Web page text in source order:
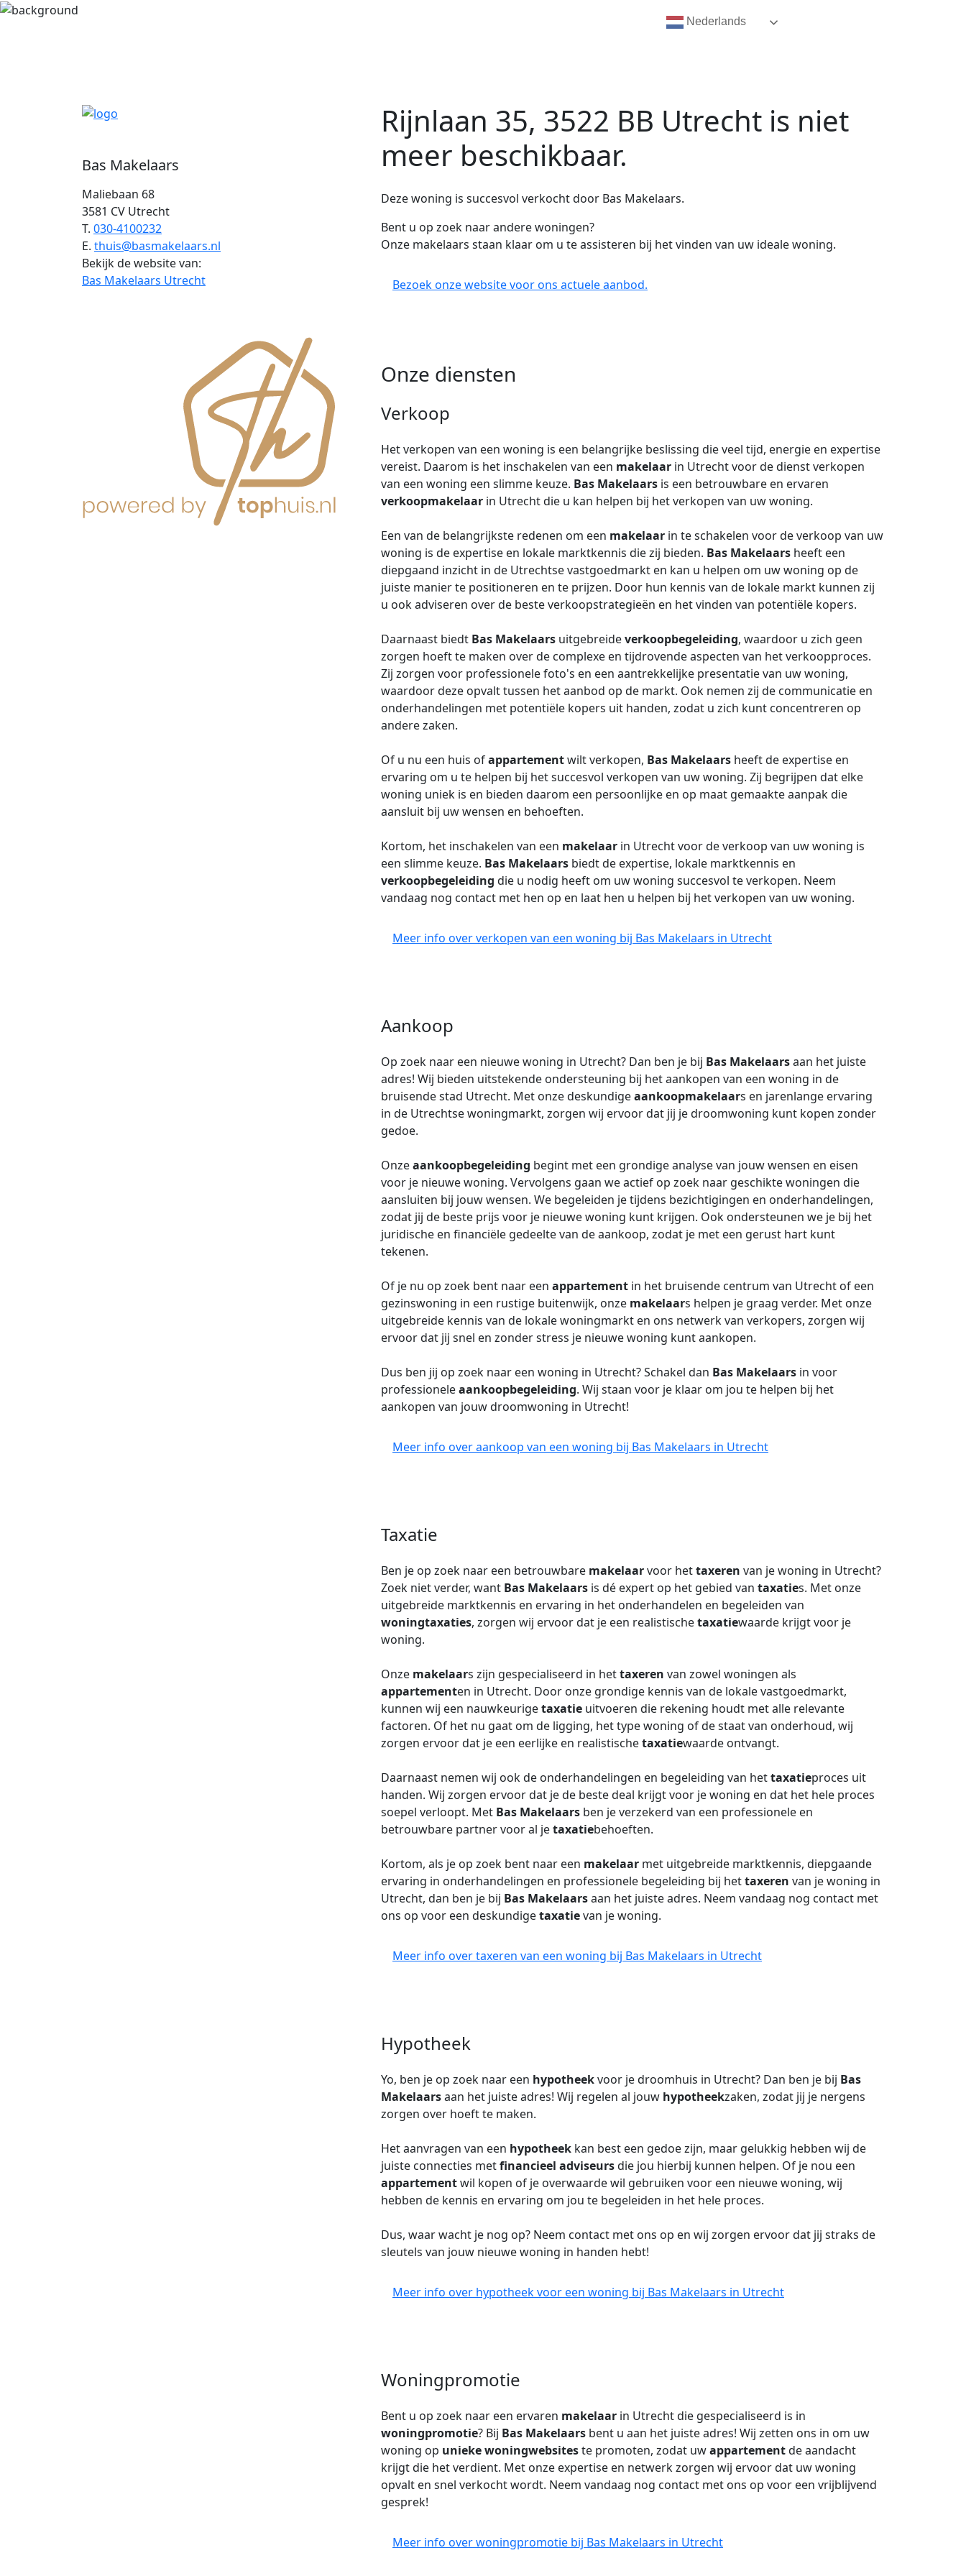
Bas Makelaars
Maliebaan 68
3581 CV Utrecht
T. 030-4100232
E. thuis@basmakelaars.nl
Bekijk de website van:
Bas Makelaars Utrecht
Rijnlaan 35, 3522 BB Utrecht is niet
meer beschikbaar.
Deze woning is succesvol verkocht door Bas Makelaars.
Bent u op zoek naar andere woningen?
Onze makelaars staan klaar om u te assisteren bij het vinden van uw ideale woning.
Bezoek onze website voor ons actuele aanbod.
Onze diensten
Verkoop
Het verkopen van een woning is een belangrijke beslissing die veel tijd, energie en expertise
vereist. Daarom is het inschakelen van een makelaar in Utrecht voor de dienst verkopen
van een woning een slimme keuze. Bas Makelaars is een betrouwbare en ervaren
verkoopmakelaar in Utrecht die u kan helpen bij het verkopen van uw woning.
Een van de belangrijkste redenen om een makelaar in te schakelen voor de verkoop van uw
woning is de expertise en lokale marktkennis die zij bieden. Bas Makelaars heeft een
diepgaand inzicht in de Utrechtse vastgoedmarkt en kan u helpen om uw woning op de
juiste manier te positioneren en te prijzen. Door hun kennis van de lokale markt kunnen zij
u ook adviseren over de beste verkoopstrategieën en het vinden van potentiële kopers.
Daarnaast biedt Bas Makelaars uitgebreideverkoopbegeleiding, waardoor u zich geen
zorgen hoeft te maken over de complexe en tijdrovende aspecten van het verkoopproces.
Zij zorgen voor professionele foto's en een aantrekkelijke presentatie van uw woning,
waardoor deze opvalt tussen het aanbod op de markt. Ook nemen zij de communicatie en
onderhandelingen met potentiële kopers uit handen, zodat u zich kunt concentreren op
andere zaken.
Of u nu een huis ofappartementwilt verkopen, Bas Makelaars heeft de expertise en
ervaring om u te helpen bij het succesvol verkopen van uw woning. Zij begrijpen dat elke
woning uniek is en bieden daarom een persoonlijke en op maat gemaakte aanpak die
aansluit bij uw wensen en behoeften.
Kortom, het inschakelen van een makelaar in Utrecht voor de verkoop van uw woning is
een slimme keuze. Bas Makelaars biedt de expertise, lokale marktkennis en
verkoopbegeleiding die u nodig heeft om uw woning succesvol te verkopen. Neem
vandaag nog contact met hen op en laat hen u helpen bij het verkopen van uw woning.
Meer info over verkopen van een woning bij Bas Makelaars in Utrecht
Aankoop
Op zoek naar een nieuwe woning in Utrecht? Dan ben je bij Bas Makelaarsaan het juiste
adres! Wij bieden uitstekende ondersteuning bij het aankopen van een woning in de
bruisende stad Utrecht. Met onze deskundigeaankoopmakelaars en jarenlange ervaring
in de Utrechtse woningmarkt, zorgen wij ervoor dat jij je droomwoning kunt kopen zonder
gedoe.
Onzeaankoopbegeleiding begint met een grondige analyse van jouw wensen en eisen
voor je nieuwe woning. Vervolgens gaan we actief op zoek naar geschikte woningen die
aansluiten bij jouw wensen. We begeleiden je tijdens bezichtigingen en onderhandelingen,
zodat jij de beste prijs voor je nieuwe woning kunt krijgen. Ook ondersteunen we je bij het
juridische en financiële gedeelte van de aankoop, zodat je met een gerust hart kunt
tekenen.
Of je nu op zoek bent naar een appartement in het bruisende centrum van Utrecht of een
gezinswoning in een rustige buitenwijk, onze makelaars helpen je graag verder. Met onze
uitgebreide kennis van de lokale woningmarkt en ons netwerk van verkopers, zorgen wij
ervoor dat jij snel en zonder stress je nieuwe woning kunt aankopen.
Dus ben jij op zoek naar een woning in Utrecht? Schakel dan Bas Makelaars in voor
professioneleaankoopbegeleiding. Wij staan voor je klaar om jou te helpen bij het
aankopen van jouw droomwoning in Utrecht!
Meer info over aankoop van een woning bij Bas Makelaars in Utrecht
Taxatie
Ben je op zoek naar een betrouwbare makelaarvoor hettaxeren van je woning in Utrecht?
Zoek niet verder, want Bas Makelaars is dé expert op het gebied van taxaties. Met onze
uitgebreide marktkennis en ervaring in het onderhandelen en begeleiden van
woningtaxaties, zorgen wij ervoor dat je een realistischetaxatiewaarde krijgt voor je
woning.
Onze makelaars zijn gespecialiseerd in hettaxeren van zowel woningen als
appartementen in Utrecht. Door onze grondige kennis van de lokale vastgoedmarkt,
kunnen wij een nauwkeurigetaxatie uitvoeren die rekening houdt met alle relevante
factoren. Of het nu gaat om de ligging, het type woning of de staat van onderhoud, wij
zorgen ervoor dat je een eerlijke en realistischetaxatiewaarde ontvangt.
Daarnaast nemen wij ook de onderhandelingen en begeleiding van hettaxatieproces uit
handen. Wij zorgen ervoor dat je de beste deal krijgt voor je woning en dat het hele proces
soepel verloopt. Met Bas Makelaars ben je verzekerd van een professionele en
betrouwbare partner voor al jetaxatiebehoeften.
Kortom, als je op zoek bent naar een makelaar met uitgebreide marktkennis, diepgaande
ervaring in onderhandelingen en professionele begeleiding bij hettaxeren van je woning in
Utrecht, dan ben je bij Bas Makelaarsaan het juiste adres. Neem vandaag nog contact met
ons op voor een deskundigetaxatievan je woning.
Meer info over taxeren van een woning bij Bas Makelaars in Utrecht
Hypotheek
Yo, ben je op zoek naar een hypotheekvoor je droomhuis in Utrecht? Dan ben je bij Bas
Makelaarsaan het juiste adres! Wij regelen al jouw hypotheekzaken, zodat jij je nergens
zorgen over hoeft te maken.
Het aanvragen van een hypotheek kan best een gedoe zijn, maar gelukkig hebben wij de
juiste connecties metfinancieel adviseursdie jou hierbij kunnen helpen. Of je nou een
appartementwil kopen of je overwaarde wil gebruiken voor een nieuwe woning, wij
hebben de kennis en ervaring om jou te begeleiden in het hele proces.
Dus, waar wacht je nog op? Neem contact met ons op en wij zorgen ervoor dat jij straks de
sleutels van jouw nieuwe woning in handen hebt!
Meer info over hypotheek voor een woning bij Bas Makelaars in Utrecht
Woningpromotie
Bent u op zoek naar een ervaren makelaar in Utrecht die gespecialiseerd is in
woningpromotie? Bij Bas Makelaars bent u aan het juiste adres! Wij zetten ons in om uw
woning op unieke woningwebsiteste promoten, zodat uwappartementde aandacht
krijgt die het verdient. Met onze expertise en netwerk zorgen wij ervoor dat uw woning
opvalt en snel verkocht wordt. Neem vandaag nog contact met ons op voor een vrijblijvend
gesprek!
Meer info over woningpromotie bij Bas Makelaars in Utrecht
Nederlands